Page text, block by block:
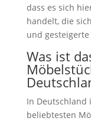
dass es sich
handelt, die
und
Was ist
In Deutschland
beliebtesten